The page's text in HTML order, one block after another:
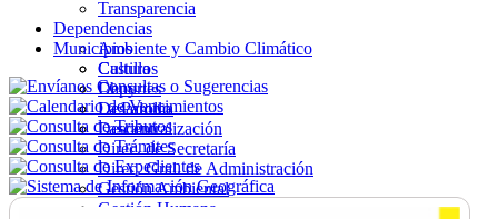
Transparencia
Dependencias
Ambiente y Cambio Climático
Cultura
Deportes
Desarrollo
Descentralización
Direc. de Secretaría
Direc. Gral. de Administración
Gestión Ambiental
Gestión Humana
Municipios
Castillos
Chuy
La Paloma
Lascano